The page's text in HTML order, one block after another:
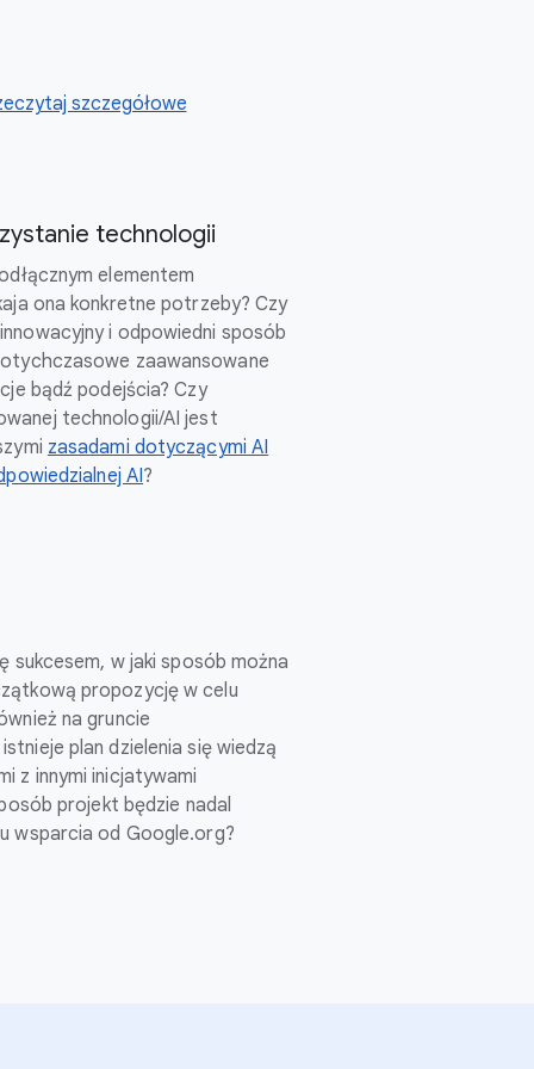
szczegółowe
technologii
elementem
ona konkretne potrzeby? Czy
i odpowiedni sposób
zaawansowane
bądź podejścia? Czy
technologii/AI jest
zasadami dotyczącymi AI
AI?
sukcesem, w jaki sposób można
propozycję w celu
na gruncie
plan dzielenia się wiedzą
z innymi inicjatywami
projekt będzie nadal
wsparcia od Google.org?